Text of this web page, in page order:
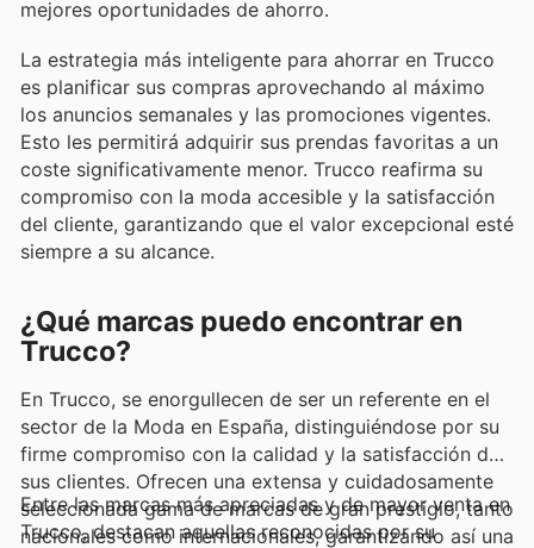
mejores oportunidades de ahorro.
La estrategia más inteligente para ahorrar en Trucco
es planificar sus compras aprovechando al máximo
los anuncios semanales y las promociones vigentes.
Esto les permitirá adquirir sus prendas favoritas a un
coste significativamente menor. Trucco reafirma su
compromiso con la moda accesible y la satisfacción
del cliente, garantizando que el valor excepcional esté
siempre a su alcance.
¿Qué marcas puedo encontrar en
Trucco?
En Trucco, se enorgullecen de ser un referente en el
sector de la Moda en España, distinguiéndose por su
firme compromiso con la calidad y la satisfacción de
sus clientes. Ofrecen una extensa y cuidadosamente
seleccionada gama de marcas de gran prestigio, tanto
nacionales como internacionales, garantizando así una
Entre las marcas más apreciadas y de mayor venta en
Trucco, destacan aquellas reconocidas por su